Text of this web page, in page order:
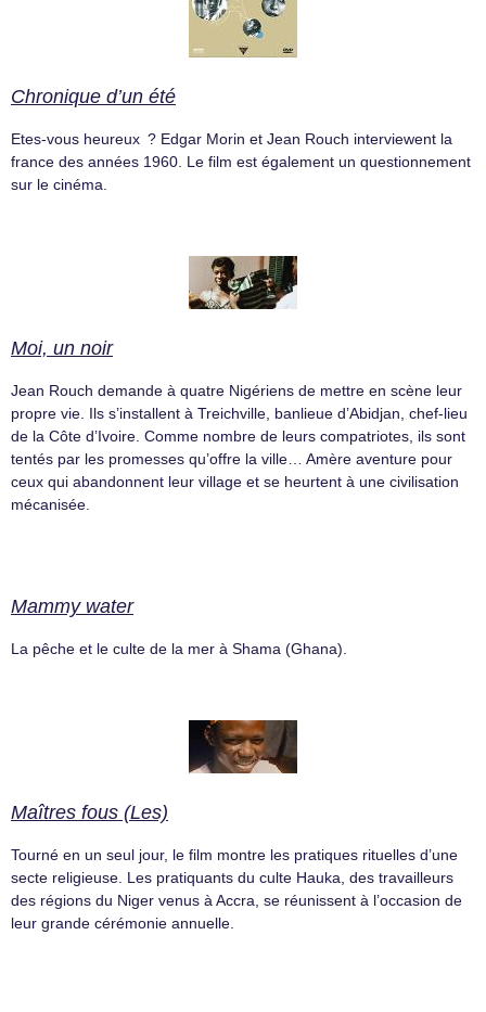
Chronique d’un été
Etes-vous heureux ? Edgar Morin et Jean Rouch interviewent la
france des années 1960. Le film est également un questionnement
sur le cinéma.
Moi, un noir
Jean Rouch demande à quatre Nigériens de mettre en scène leur
propre vie. Ils s’installent à Treichville, banlieue d’Abidjan, chef-lieu
de la Côte d’Ivoire. Comme nombre de leurs compatriotes, ils sont
tentés par les promesses qu’offre la ville… Amère aventure pour
ceux qui abandonnent leur village et se heurtent à une civilisation
mécanisée.
Mammy water
La pêche et le culte de la mer à Shama (Ghana).
Maîtres fous (Les)
Tourné en un seul jour, le film montre les pratiques rituelles d’une
secte religieuse. Les pratiquants du culte Hauka, des travailleurs
des régions du Niger venus à Accra, se réunissent à l’occasion de
leur grande cérémonie annuelle.